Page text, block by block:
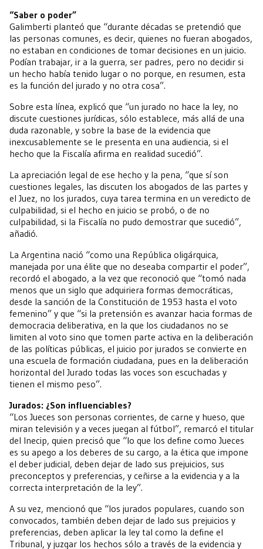
“Saber o poder”
Galimberti planteó que “durante décadas se pretendió que
las personas comunes, es decir, quienes no fueran abogados,
no estaban en condiciones de tomar decisiones en un juicio.
Podían trabajar, ir a la guerra, ser padres, pero no decidir si
un hecho había tenido lugar o no porque, en resumen, esta
es la función del jurado y no otra cosa”.
Sobre esta línea, explicó que “un jurado no hace la ley, no
discute cuestiones jurídicas, sólo establece, más allá de una
duda razonable, y sobre la base de la evidencia que
inexcusablemente se le presenta en una audiencia, si el
hecho que la Fiscalía afirma en realidad sucedió”.
La apreciación legal de ese hecho y la pena, “que sí son
cuestiones legales, las discuten los abogados de las partes y
el Juez, no los jurados, cuya tarea termina en un veredicto de
culpabilidad, si el hecho en juicio se probó, o de no
culpabilidad, si la Fiscalía no pudo demostrar que sucedió”,
añadió.
La Argentina nació “como una República oligárquica,
manejada por una élite que no deseaba compartir el poder”,
recordó el abogado, a la vez que reconoció que “tomó nada
menos que un siglo que adquiriera formas democráticas,
desde la sanción de la Constitución de 1953 hasta el voto
femenino” y que “si la pretensión es avanzar hacia formas de
democracia deliberativa, en la que los ciudadanos no se
limiten al voto sino que tomen parte activa en la deliberación
de las políticas públicas, el juicio por jurados se convierte en
una escuela de formación ciudadana, pues en la deliberación
horizontal del Jurado todas las voces son escuchadas y
tienen el mismo peso”.
Jurados: ¿Son influenciables?
“Los Jueces son personas corrientes, de carne y hueso, que
miran televisión y a veces juegan al fútbol”, remarcó el titular
del Inecip, quien precisó que “lo que los define como Jueces
es su apego a los deberes de su cargo, a la ética que impone
el deber judicial, deben dejar de lado sus prejuicios, sus
preconceptos y preferencias, y ceñirse a la evidencia y a la
correcta interpretación de la ley”.
A su vez, mencionó que “los jurados populares, cuando son
convocados, también deben dejar de lado sus prejuicios y
preferencias, deben aplicar la ley tal como la define el
Tribunal, y juzgar los hechos sólo a través de la evidencia y